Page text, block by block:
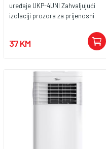
uređaje UKP-4UNI Zahvaljujući
izolaciji prozora za prijenosni
prostoriji. Iskoristite jednostavan
Upotreba izolacije omogućava
izlazak toplog zraka iz cijevi
prijenosnog klima uređaja,
zatvara prozor od insekata i
37 KM